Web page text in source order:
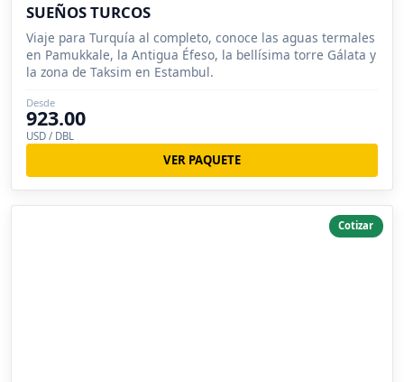
SUEÑOS TURCOS
Viaje para Turquía al completo, conoce las aguas termales
en Pamukkale, la Antigua Éfeso, la bellísima torre Gálata y
la zona de Taksim en Estambul.
Desde
923.00
USD / DBL
VER PAQUETE
Cotizar